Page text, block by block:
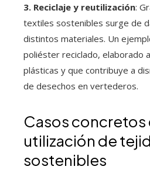
3. Reciclaje y reutilización:
textiles sostenibles surge de
distintos materiales. Un
poliéster reciclado, elaborado
plásticas y que contribuye a
de desechos en vertederos.
Casos concretos
utilización de
sostenibles